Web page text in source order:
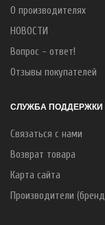
О производителях
НОВОСТИ
Вопрос - ответ!
Отзывы покупателей
СЛУЖБА ПОДДЕРЖКИ
Связаться с нами
Возврат товара
Карта сайта
Производители